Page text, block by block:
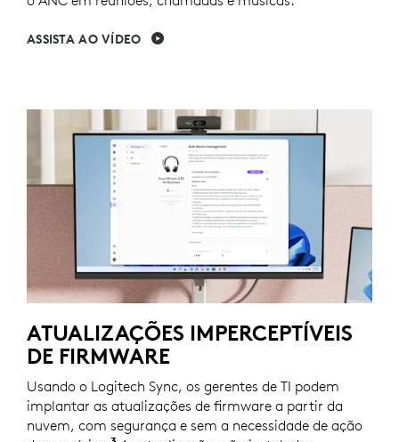
ASSISTA AO VÍDEO
ATUALIZAÇÕES IMPERCEPTÍVEIS
DE FIRMWARE
Usando o Logitech Sync, os gerentes de TI podem
implantar as atualizações de firmware a partir da
nuvem, com segurança e sem a necessidade de ação